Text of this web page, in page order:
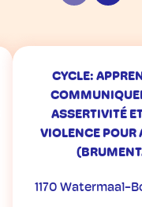
CYCLE:
ASSERTIVITÉ
VIOLENCE POUR
1170 Watermaal-